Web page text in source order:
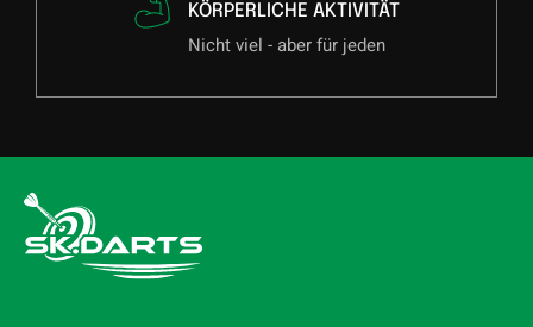
KÖRPERLICHE AKTIVITÄT
Nicht viel - aber für jeden